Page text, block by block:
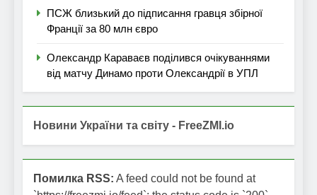
ПСЖ близький до підписання гравця збірної
Франції за 80 млн євро
Олександр Караваєв поділився очікуваннями
від матчу Динамо проти Олександрії в УПЛ
Новини України та світу - FreeZMI.io
Помилка RSS: A feed could not be found at